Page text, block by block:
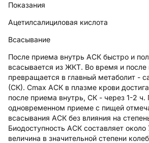
Показания
Ацетилсалициловая кислота
Всасывание
После приема внутрь АСК быстро и
всасывается из ЖКТ. Во время и
превращается в главный метаболит -
(СК). Cmax АСК в плазме крови
после приема внутрь, СК - через 1-2 ч.
одновременном приеме с пищей
всасывания АСК без влияния на
Биодоступность АСК составляет около
величина в значительной степени